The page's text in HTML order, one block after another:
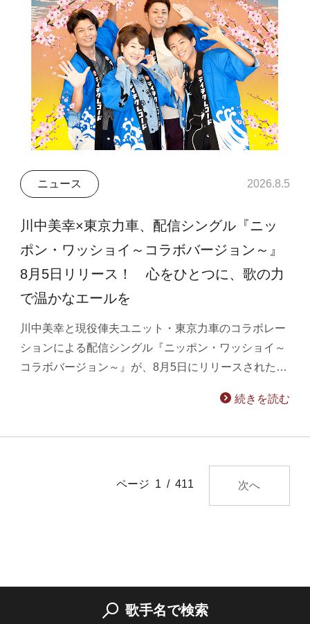
ニュース 2026.8.5
川中美幸×東京力車、配信シングル『ニッ
ポン・ワッショイ～コラボバージョン～』
8月5日リリース！ 心をひとつに、歌の力
で温かなエールを
川中美幸と現役俥夫ユニット・東京力車のコラボレー
ションによる配信シングル『ニッポン・ワッショイ～
コラボバージョン～』が、8月5日にリリースされた…
続きを読む
ページ 1 / 411 次へ
歌手名で検索